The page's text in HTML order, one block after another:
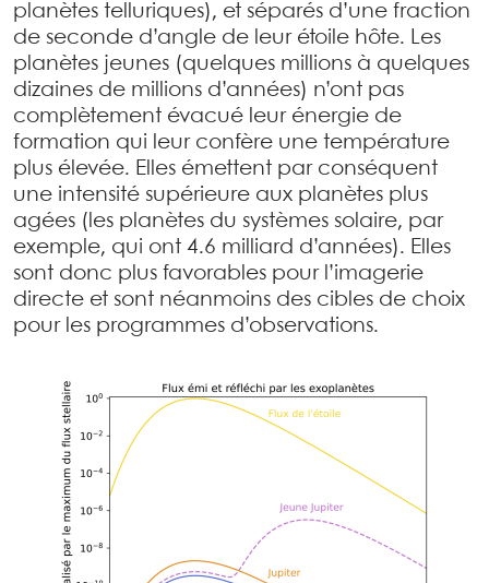
planètes telluriques), et séparés d’une fraction
de seconde d’angle de leur étoile hôte. Les
planètes jeunes (quelques millions à quelques
dizaines de millions d’années) n’ont pas
complètement évacué leur énergie de
formation qui leur confère une température
plus élevée. Elles émettent par conséquent
une intensité supérieure aux planètes plus
agées (les planètes du systèmes solaire, par
exemple, qui ont 4.6 milliard d’années). Elles
sont donc plus favorables pour l’imagerie
directe et sont néanmoins des cibles de choix
pour les programmes d’observations.